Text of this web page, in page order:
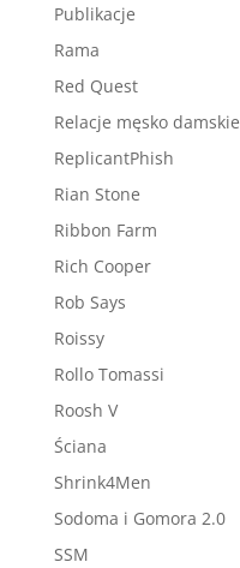
Publikacje
Rama
Red Quest
Relacje męsko damskie
ReplicantPhish
Rian Stone
Ribbon Farm
Rich Cooper
Rob Says
Roissy
Rollo Tomassi
Roosh V
Ściana
Shrink4Men
Sodoma i Gomora 2.0
SSM